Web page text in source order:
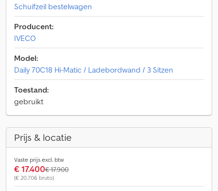
Schuifzeil bestelwagen
Producent:
IVECO
Model:
Daily 70C18 Hi-Matic / Ladebordwand / 3 Sitzen
Toestand:
gebruikt
Prijs & locatie
Vaste prijs excl. btw
€ 17.400€ 17.900
(€ 20.706 bruto)